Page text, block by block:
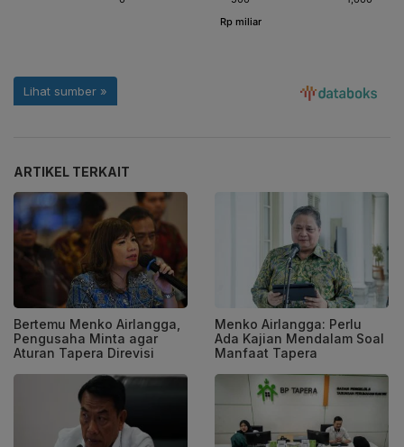
ARTIKEL TERKAIT
Bertemu Menko Airlangga,
Pengusaha Minta agar
Aturan Tapera Direvisi
Menko Airlangga: Perlu
Ada Kajian Mendalam Soal
Manfaat Tapera